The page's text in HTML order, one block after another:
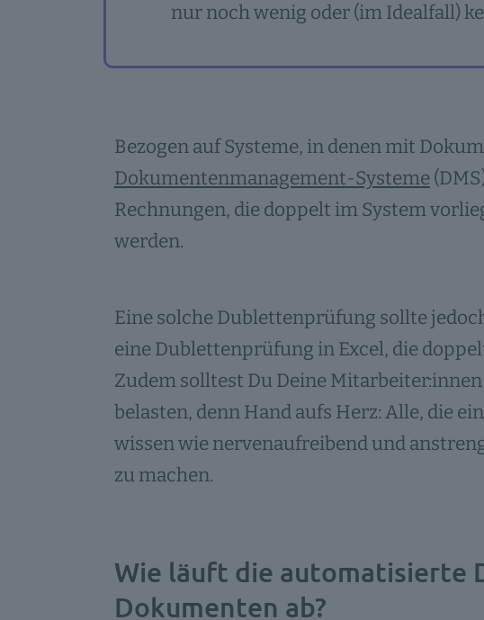
nur noch wenig oder (im Idealfall)
Bezogen auf Systeme, in denen mit
Dokumentenmanagement-Systeme
Rechnungen, die doppelt im System
werden.
Eine solche Dublettenprüfung sollte
eine Dublettenprüfung in Excel, die
Zudem solltest Du Deine
belasten, denn Hand aufs Herz: Alle, die
wissen wie nervenaufreibend und
zu machen.
Wie läuft die automatisierte
Dokumenten ab?